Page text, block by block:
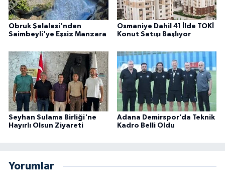
Obruk Şelalesi'nden
Saimbeyli'ye Eşsiz Manzara
Osmaniye Dahil 41 İlde TOKİ
Konut Satışı Başlıyor
Seyhan Sulama Birliği'ne
Hayırlı Olsun Ziyareti
Adana Demirspor’da Teknik
Kadro Belli Oldu
Yorumlar